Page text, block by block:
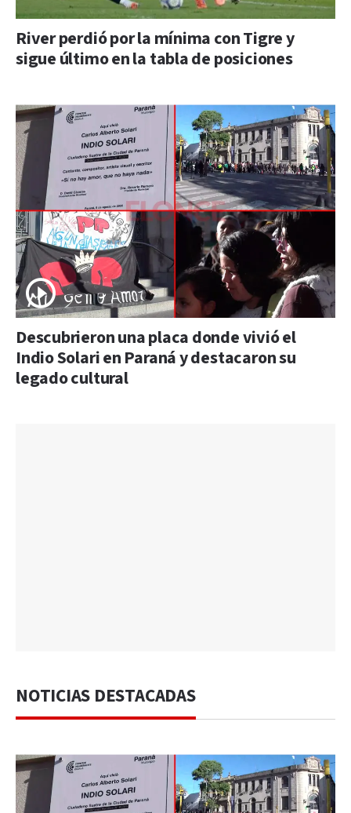
River perdió por la mínima con Tigre y
sigue último en la tabla de posiciones
Descubrieron una placa donde vivió el
Indio Solari en Paraná y destacaron su
legado cultural
NOTICIAS DESTACADAS